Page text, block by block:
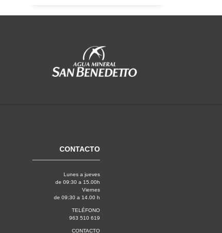
CONTACTO
Lunes a jueves
de 09:30 a 15.00h
Viernes
de 09:30 a 14.00 h
TELÉFONO
963 510 619
CONTACTO